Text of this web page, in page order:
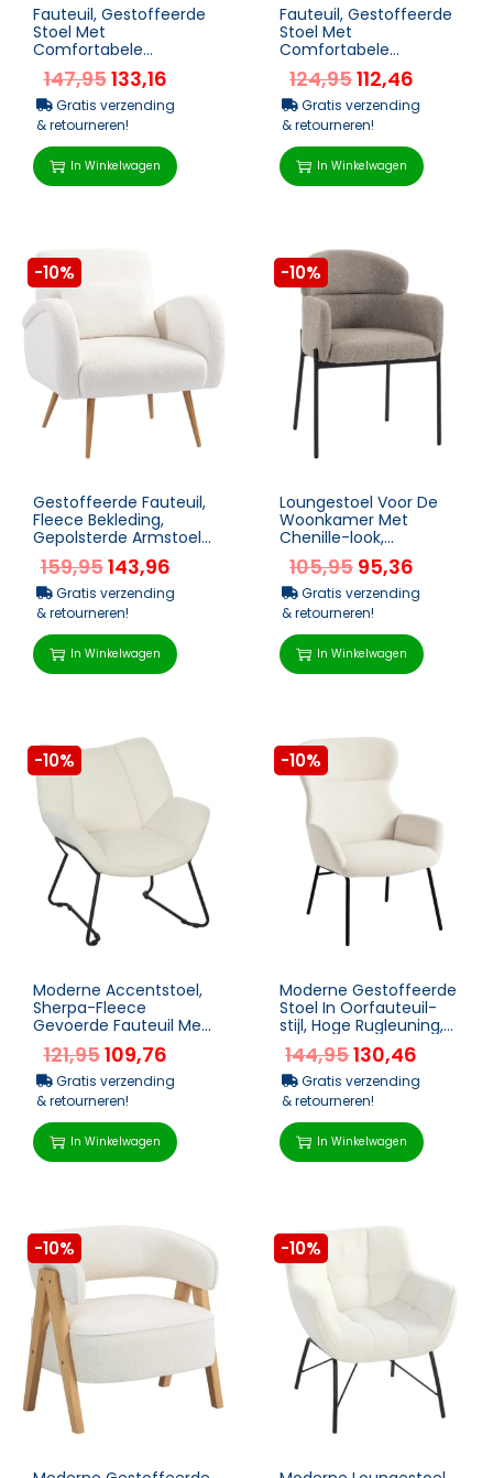
Fauteuil, Gestoffeerde
Stoel Met
Comfortabele
Zitschaal, Draaibaar,
Knusse Bekleding, Tot
120 Kg, Do...
147,95133,16
Gratis verzending
& retourneren!
In Winkelwagen
Fauteuil, Gestoffeerde
Stoel Met
Comfortabele
Zitschaal, Draaibaar,
Knusse Bekleding, Tot
120 Kg, Li...
124,95112,46
Gratis verzending
& retourneren!
In Winkelwagen
-10%
Gestoffeerde Fauteuil,
Fleece Bekleding,
Gepolsterde Armstoel
Met Lendenkussen,
Metalen Poten, Leess...
159,95143,96
Gratis verzending
& retourneren!
In Winkelwagen
-10%
Loungestoel Voor De
Woonkamer Met
Chenille-look,
Armleuningen, Metalen
Poten Voor De
Slaapkamer, Lic...
105,95 95,36
Gratis verzending
& retourneren!
In Winkelwagen
-10%
Moderne Accentstoel,
Sherpa-Fleece
Gevoerde Fauteuil Met
Brede Rugleuning En
Stalen Poten,
Eenvoudig...
121,95109,76
Gratis verzending
& retourneren!
In Winkelwagen
-10%
Moderne Gestoffeerde
Stoel In Oorfauteuil-
stijl, Hoge Rugleuning,
Dikke Bekleding, Stalen
Poten, Cr�...
144,95130,46
Gratis verzending
& retourneren!
In Winkelwagen
-10% -10%